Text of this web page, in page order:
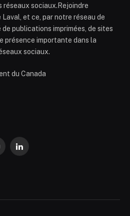
réseaux sociaux.Rejoindre
Laval, et ce, par notre réseau de
publications imprimées, de sites
présence importante dans la
sociaux.
du Canada
LinkedIn